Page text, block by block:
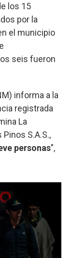
los 15
por la
el municipio
seis fueron
informa a la
registrada
La
S.A.S.,
personas",